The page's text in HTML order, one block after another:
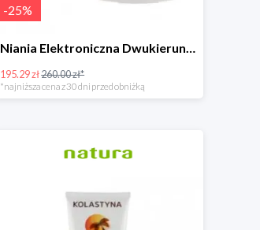
-25%
Niania Elektroniczna Dwukierunkowa
195.29 zł260.00 zł*
*najniższa cena z 30 dni przed obniżką